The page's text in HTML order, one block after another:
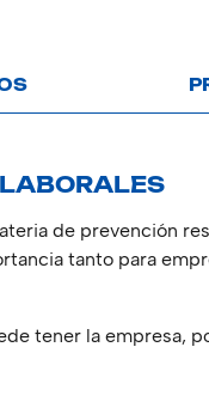
de prevención
tanto para
tener la empresa,